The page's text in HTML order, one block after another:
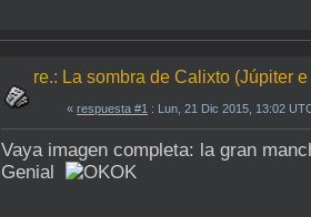
re.: La sombra de Calixto (Júpiter
« respuesta #1 : Lun, 21 Dic 2015, 13:02
Vaya imagen completa: la gran
Genial